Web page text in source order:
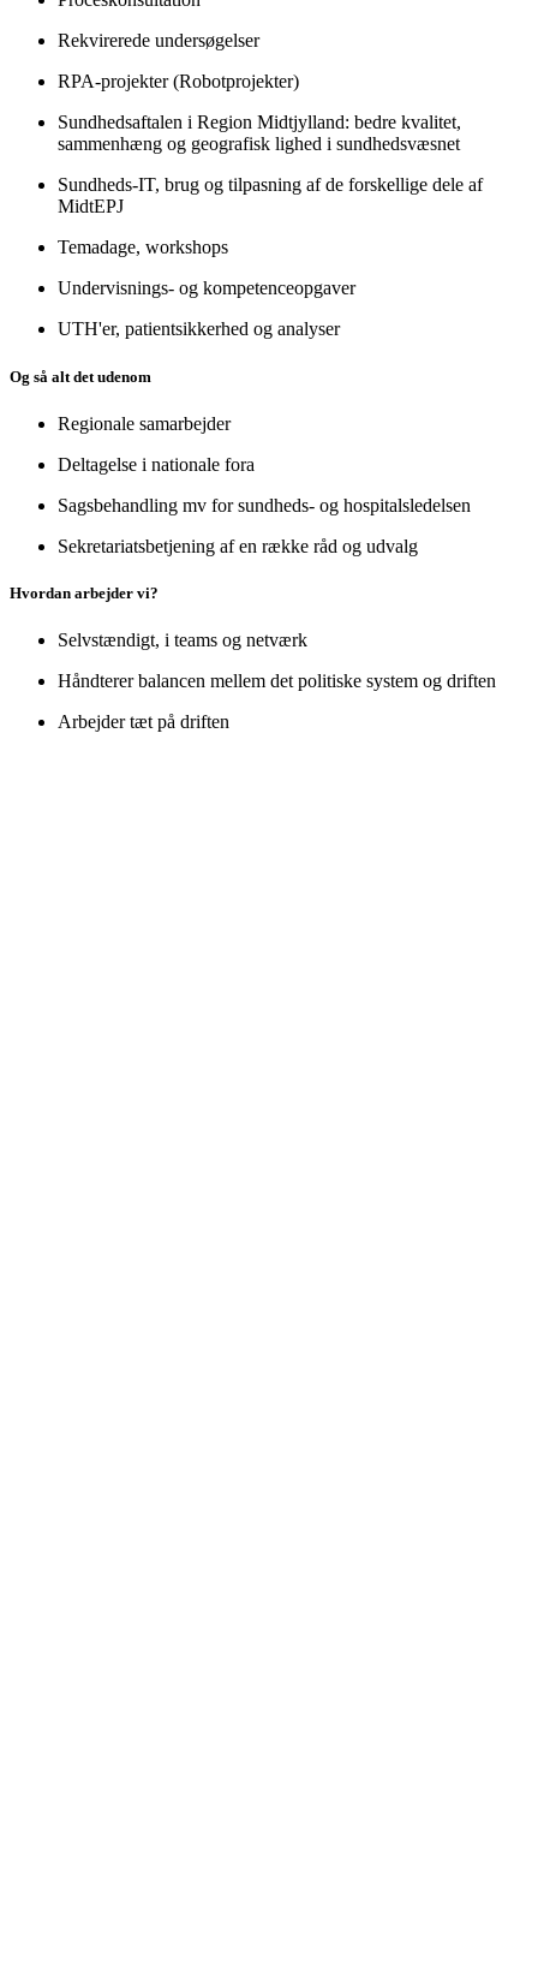
Rekvirerede undersøgelser
RPA-projekter (Robotprojekter)
Sundhedsaftalen i Region Midtjylland: bedre kvalitet,
sammenhæng og geografisk lighed i sundhedsvæsnet
Sundheds-IT, brug og tilpasning af de forskellige dele af
MidtEPJ
Temadage, workshops
Undervisnings- og kompetenceopgaver
UTH'er, patientsikkerhed og analyser
Og så alt det udenom
Regionale samarbejder
Deltagelse i nationale fora
Sagsbehandling mv for sundheds- og hospitalsledelsen
Sekretariatsbetjening af en række råd og udvalg
Hvordan arbejder vi?
Selvstændigt, i teams og netværk
Håndterer balancen mellem det politiske system og driften
Arbejder tæt på driften